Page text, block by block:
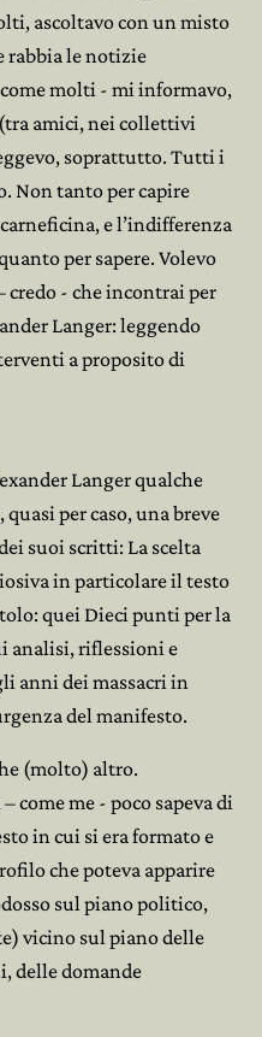

ascoltavo con un misto
rabbia le notizie
molti - mi informavo,
amici, nei collettivi
soprattutto. Tutti i
Non tanto per capire
e l’indifferenza
per sapere. Volevo
credo - che incontrai per
Langer: leggendo
a proposito di
Langer qualche
per caso, una breve
suoi scritti: La scelta
in particolare il testo
quei Dieci punti per la
analisi, riflessioni e
anni dei massacri in
del manifesto.
(molto) altro.
come me - poco sapeva di
in cui si era formato e
che poteva apparire
sul piano politico,
vicino sul piano delle
delle domande